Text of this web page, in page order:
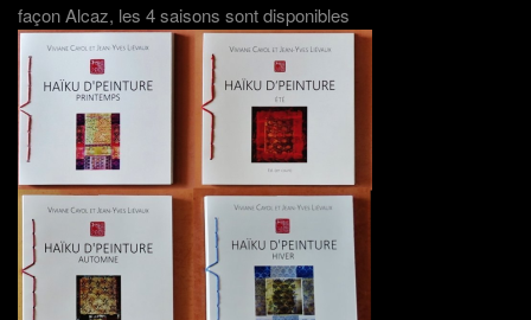
façon Alcaz, les 4 saisons sont disponibles